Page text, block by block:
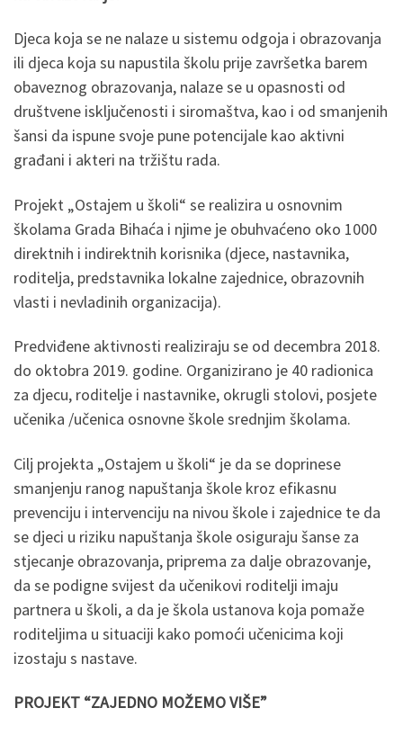
Djeca koja se ne nalaze u sistemu odgoja i obrazovanja
ili djeca koja su napustila školu prije završetka barem
obaveznog obrazovanja, nalaze se u opasnosti od
društvene isključenosti i siromaštva, kao i od smanjenih
šansi da ispune svoje pune potencijale kao aktivni
građani i akteri na tržištu rada.
Projekt „Ostajem u školi“ se realizira u osnovnim
školama Grada Bihaća i njime je obuhvaćeno oko 1000
direktnih i indirektnih korisnika (djece, nastavnika,
roditelja, predstavnika lokalne zajednice, obrazovnih
vlasti i nevladinih organizacija).
Predviđene aktivnosti realiziraju se od decembra 2018.
do oktobra 2019. godine. Organizirano je 40 radionica
za djecu, roditelje i nastavnike, okrugli stolovi, posjete
učenika /učenica osnovne škole srednjim školama.
Cilj projekta „Ostajem u školi“ je da se doprinese
smanjenju ranog napuštanja škole kroz efikasnu
prevenciju i intervenciju na nivou škole i zajednice te da
se djeci u riziku napuštanja škole osiguraju šanse za
stjecanje obrazovanja, priprema za dalje obrazovanje,
da se podigne svijest da učenikovi roditelji imaju
partnera u školi, a da je škola ustanova koja pomaže
roditeljima u situaciji kako pomoći učenicima koji
izostaju s nastave.
PROJEKT “ZAJEDNO MOŽEMO VIŠE”